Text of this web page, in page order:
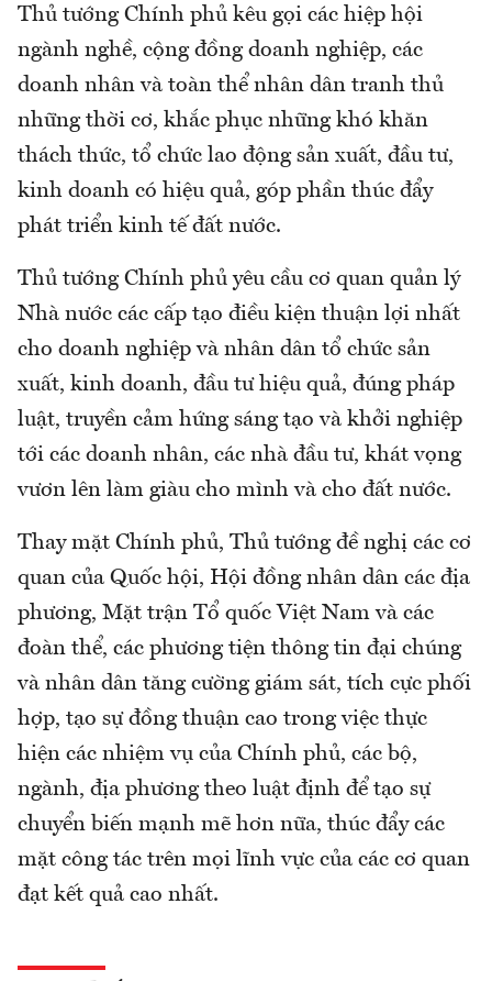
Thủ tướng Chính phủ kêu gọi các hiệp hội
ngành nghề, cộng đồng doanh nghiệp, các
doanh nhân và toàn thể nhân dân tranh thủ
những thời cơ, khắc phục những khó khăn
thách thức, tổ chức lao động sản xuất, đầu tư,
kinh doanh có hiệu quả, góp phần thúc đẩy
phát triển kinh tế đất nước.
Thủ tướng Chính phủ yêu cầu cơ quan quản lý
Nhà nước các cấp tạo điều kiện thuận lợi nhất
cho doanh nghiệp và nhân dân tổ chức sản
xuất, kinh doanh, đầu tư hiệu quả, đúng pháp
luật, truyền cảm hứng sáng tạo và khởi nghiệp
tới các doanh nhân, các nhà đầu tư, khát vọng
vươn lên làm giàu cho mình và cho đất nước.
Thay mặt Chính phủ, Thủ tướng đề nghị các cơ
quan của Quốc hội, Hội đồng nhân dân các địa
phương, Mặt trận Tổ quốc Việt Nam và các
đoàn thể, các phương tiện thông tin đại chúng
và nhân dân tăng cường giám sát, tích cực phối
hợp, tạo sự đồng thuận cao trong việc thực
hiện các nhiệm vụ của Chính phủ, các bộ,
ngành, địa phương theo luật định để tạo sự
chuyển biến mạnh mẽ hơn nữa, thúc đẩy các
mặt công tác trên mọi lĩnh vực của các cơ quan
đạt kết quả cao nhất.